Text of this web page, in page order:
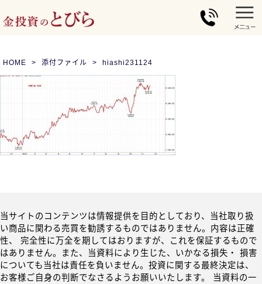
HOME 添付ファイル hiashi231124
当サイトのコンテンツは情報提供を目的としており、当社取り扱
い商品に関わる売買を勧誘するものではありません。内容は正確
性、 完全性に万全を期してはおりますが、これを保証するもので
はありません。また、当資料により生じた、いかなる損失・ 損害
についても当社は責任を負いません。投資に関する最終決定は、
お客様ご自身の判断でなさるようお願いいたします。 当資料の一